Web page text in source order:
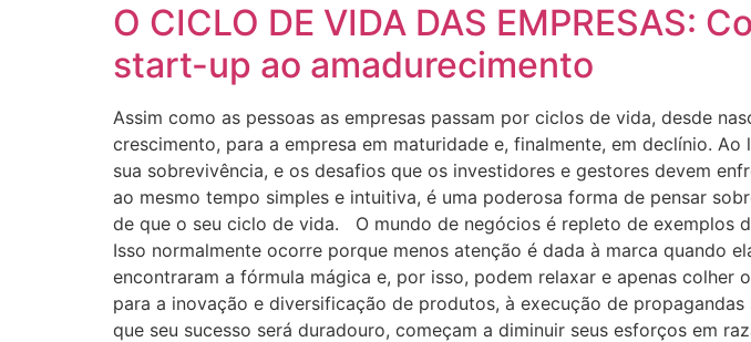
O CICLO DE VIDA DAS EMPRESAS:
start-up ao amadurecimento
Assim como as pessoas as empresas passam por ciclos de vida, desde
crescimento, para a empresa em maturidade e, finalmente, em declínio.
sua sobrevivência, e os desafios que os investidores e gestores devem
ao mesmo tempo simples e intuitiva, é uma poderosa forma de pensar
de que o seu ciclo de vida. O mundo de negócios é repleto de exemplos
Isso normalmente ocorre porque menos atenção é dada à marca quando
encontraram a fórmula mágica e, por isso, podem relaxar e apenas
para a inovação e diversificação de produtos, à execução de
que seu sucesso será duradouro, começam a diminuir seus esforços em